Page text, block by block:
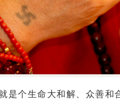
是个生命大和解、众善和